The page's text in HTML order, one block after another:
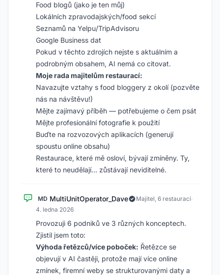
Food blogů (jako je ten můj)
Lokálních zpravodajských/food sekcí
Seznamů na Yelpu/TripAdvisoru
Google Business dat
Pokud v těchto zdrojích nejste s aktuálním a
podrobným obsahem, AI nemá co citovat.
Moje rada majitelům restaurací:
Navazujte vztahy s food bloggery z okolí (pozvěte
nás na návštěvu!)
Mějte zajímavý příběh — potřebujeme o čem psát
Mějte profesionální fotografie k použití
Buďte na rozvozových aplikacích (generují
spoustu online obsahu)
Restaurace, které mě osloví, bývají zmíněny. Ty,
které to neudělají… zůstávají neviditelné.
MD MultiUnitOperator_Dave Majitel, 6 restaurací·
4. ledna 2026
Provozuji 6 podniků ve 3 různých konceptech.
Zjistil jsem toto:
Výhoda řetězců/více poboček: Řetězce se
objevují v AI častěji, protože mají více online
zmínek, firemní weby se strukturovanými daty a